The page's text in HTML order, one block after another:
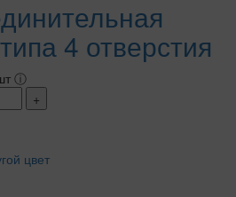
4 отверстия
ⓘ
+